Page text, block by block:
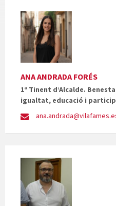
ANA ANDRADA FORÉS
1ª Tinent d’Alcalde.
igualtat, educació i